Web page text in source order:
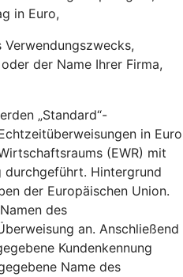
in Euro,
der Name Ihrer Firma,
„Standard“-
in Euro
(EWR) mit
durchgeführt. Hintergrund
der Europäischen Union.
des
an. Anschließend
Kundenkennung
Name des